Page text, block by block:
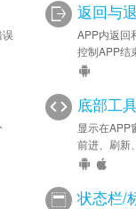
误
返回与
APP内返回
控制APP结
底部工
显示在APP
前进、刷新
状态栏/